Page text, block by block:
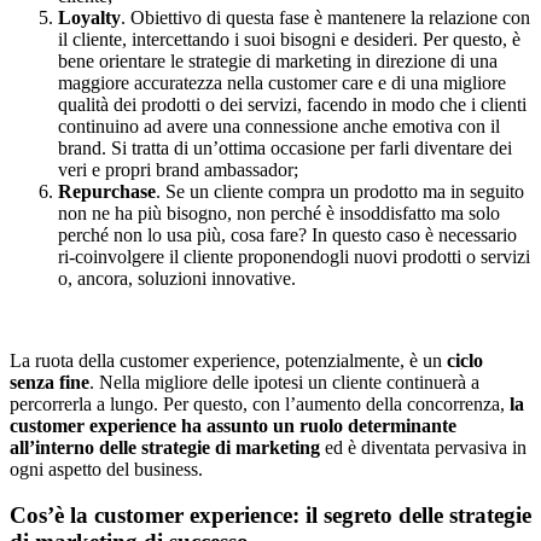
Loyalty. Obiettivo di questa fase è mantenere la relazione con
il cliente, intercettando i suoi bisogni e desideri. Per questo, è
bene orientare le strategie di marketing in direzione di una
maggiore accuratezza nella customer care e di una migliore
qualità dei prodotti o dei servizi, facendo in modo che i clienti
continuino ad avere una connessione anche emotiva con il
brand. Si tratta di un’ottima occasione per farli diventare dei
veri e propri brand ambassador;
Repurchase. Se un cliente compra un prodotto ma in seguito
non ne ha più bisogno, non perché è insoddisfatto ma solo
perché non lo usa più, cosa fare? In questo caso è necessario
ri-coinvolgere il cliente proponendogli nuovi prodotti o servizi
o, ancora, soluzioni innovative.
La ruota della customer experience, potenzialmente, è un ciclo
senza fine. Nella migliore delle ipotesi un cliente continuerà a
percorrerla a lungo. Per questo, con l’aumento della concorrenza, la
customer experience ha assunto un ruolo determinante
all’interno delle strategie di marketing ed è diventata pervasiva in
ogni aspetto del business.
Cos’è la customer experience: il segreto delle strategie